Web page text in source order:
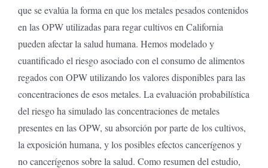
que se evalúa la forma en que los metales pesados contenidos
en las OPW utilizadas para regar cultivos en California
pueden afectar la salud humana. Hemos modelado y
cuantificado el riesgo asociado con el consumo de alimentos
regados con OPW utilizando los valores disponibles para las
concentraciones de esos metales. La evaluación probabilística
del riesgo ha simulado las concentraciones de metales
presentes en las OPW, su absorción por parte de los cultivos,
la exposición humana, y los posibles efectos cancerígenos y
no cancerígenos sobre la salud. Como resumen del estudio,